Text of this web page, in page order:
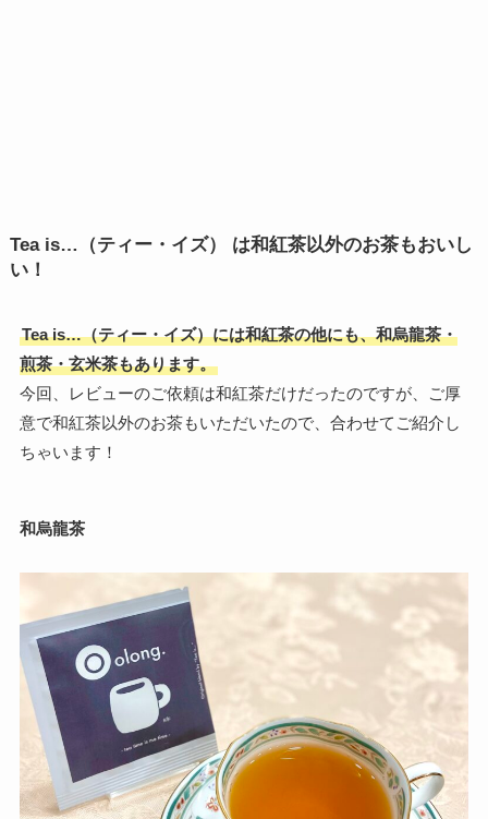
Tea is…（ティー・イズ） は和紅茶以外のお茶もおいし
い！
Tea is…（ティー・イズ）には和紅茶の他にも、和烏龍茶・
煎茶・玄米茶もあります。
今回、レビューのご依頼は和紅茶だけだったのですが、ご厚
意で和紅茶以外のお茶もいただいたので、合わせてご紹介し
ちゃいます！
和烏龍茶